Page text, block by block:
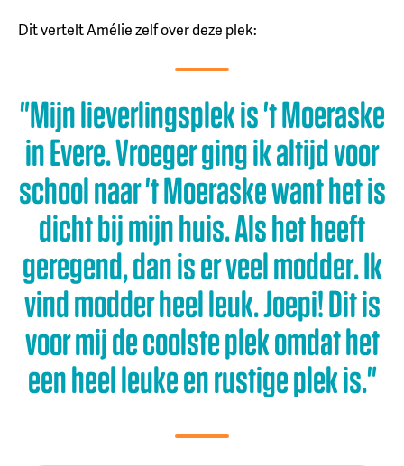
Dit vertelt Amélie zelf over deze plek:
"Mijn lieverlingsplek is 't Moeraske
in Evere. Vroeger ging ik altijd voor
school naar 't Moeraske want het is
dicht bij mijn huis. Als het heeft
geregend, dan is er veel modder. Ik
vind modder heel leuk. Joepi! Dit is
voor mij de coolste plek omdat het
een heel leuke en rustige plek is."